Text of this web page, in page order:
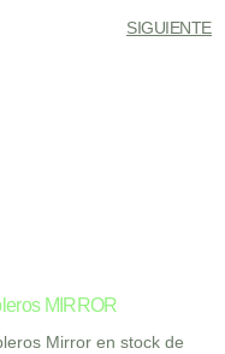
SIGUIENTE
MIRROR
Mirror en stock de